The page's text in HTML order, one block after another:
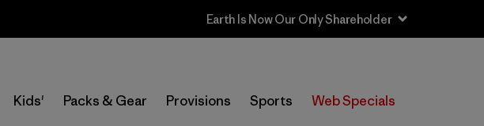
Kids' Packs & Gear Provisions Sports Web Specials
Selecciona una tienda